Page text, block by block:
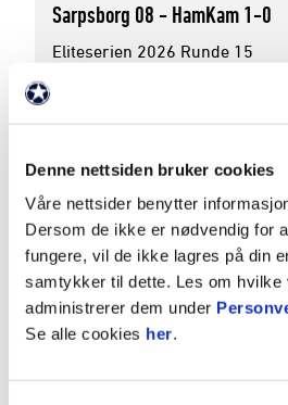
Denne nettsiden bruker cookies
Våre nettsider benytter
Dersom de ikke er nødvendig for
fungere, vil de ikke lagres på din
samtykker til dette. Les om hvilke
administrerer dem under
Se alle cookies her.
Sarpsborg 08 - HamKam 1-0
Eliteserien 2026 Runde 15
03:00